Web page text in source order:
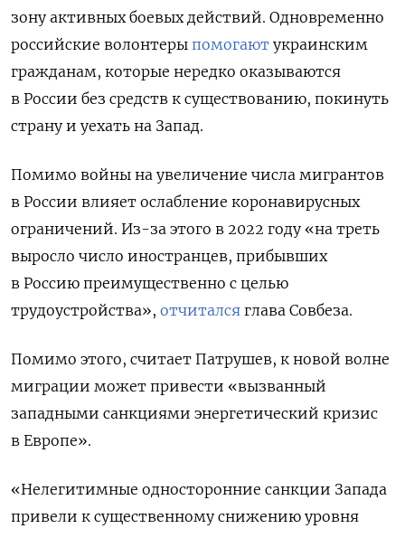
зону активных боевых действий. Одновременно
российские волонтеры помогают украинским
гражданам, которые нередко оказываются
в России без средств к существованию, покинуть
страну и уехать на Запад.
Помимо войны на увеличение числа мигрантов
в России влияет ослабление коронавирусных
ограничений. Из-за этого в 2022 году «на треть
выросло число иностранцев, прибывших
в Россию преимущественно с целью
трудоустройства», отчитался глава Совбеза.
Помимо этого, считает Патрушев, к новой волне
миграции может привести «вызванный
западными санкциями энергетический кризис
в Европе».
«Нелегитимные односторонние санкции Запада
привели к существенному снижению уровня